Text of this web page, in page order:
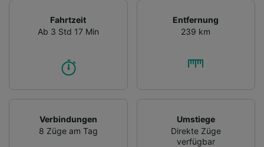
Fahrtzeit
Ab 3 Std 17 Min
Entfernung
239 km
Verbindungen
8 Züge am Tag
Umstiege
Direkte Züge
verfügbar